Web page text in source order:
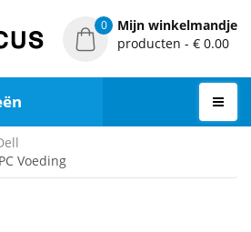
0
Mijn winkelmandje
producten - € 0.00
Voeding